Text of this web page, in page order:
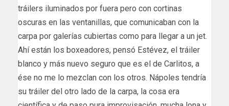
tráilers iluminados por fuera pero con cortinas
oscuras en las ventanillas, que comunicaban con la
carpa por galerías cubiertas como para llegar a un jet.
Ahí están los boxeadores, pensó Estévez, el tráiler
blanco y más nuevo seguro que es el de Carlitos, a
ése no me lo mezclan con los otros. Nápoles tendría
su tráiler del otro lado de la carpa, la cosa era